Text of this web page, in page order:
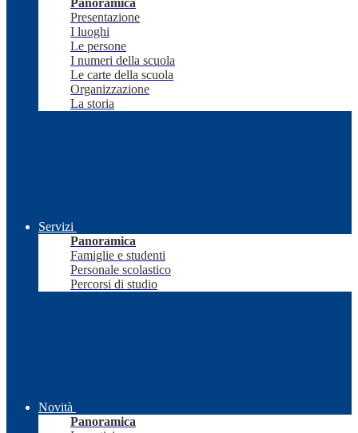
Panoramica
Presentazione
I luoghi
Le persone
I numeri della scuola
Le carte della scuola
Organizzazione
La storia
Servizi
Panoramica
Famiglie e studenti
Personale scolastico
Percorsi di studio
Novità
Panoramica